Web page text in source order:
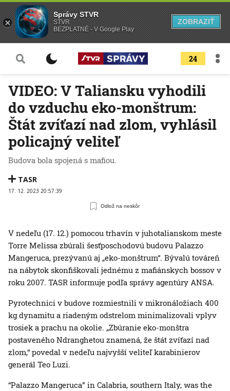
24
VIDEO: V Taliansku vyhodili
do vzduchu eko-monštrum:
Štát zvíťazí nad zlom, vyhlásil
policajný veliteľ
Budova bola spojená s mafiou.
TASR
17. 12. 2023 20:57:39
Odlož na neskôr
V nedeľu (17. 12.) pomocou trhavín v juhotalianskom meste
Torre Melissa zbúrali šesťposchodovú budovu Palazzo
Mangeruca, prezývanú aj „eko-monštrum“. Bývalú továreň
na nábytok skonfiškovali jednému z mafiánskych bossov v
roku 2007. TASR informuje podľa správy agentúry ANSA.
Pyrotechnici v budove rozmiestnili v mikronáložiach 400
kg dynamitu a riadeným odstrelom minimalizovali vplyv
trosiek a prachu na okolie. „Zbúranie eko-monštra
postaveného Ndranghetou znamená, že štát zvíťazí nad
zlom,“ povedal v nedeľu najvyšší veliteľ karabinierov
generál Teo Luzi.
“Palazzo Mangeruca” in Calabria, southern Italy, was the
Správy STVR
STVR
BEZPLATNÉ - V Google Play
ZOBRAZIŤ